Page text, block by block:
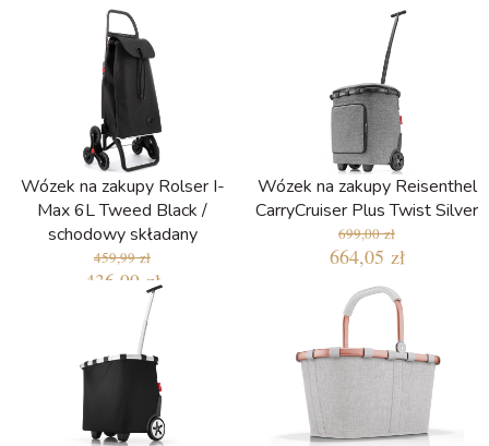
Wózek na zakupy Rolser I-
Max 6L Tweed Black /
schodowy składany
459,99 zł
436,99 zł
Najniższa cena w ciągu ostatnich 30
dni: 436,05 zł
Wózek na zakupy Reisenthel
CarryCruiser Plus Twist Silver
699,00 zł
664,05 zł